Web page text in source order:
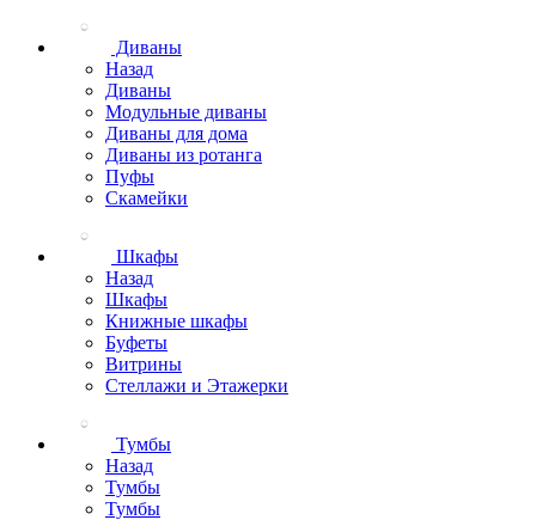
Диваны
Назад
Диваны
Модульные диваны
Диваны для дома
Диваны из ротанга
Пуфы
Скамейки
Шкафы
Назад
Шкафы
Книжные шкафы
Буфеты
Витрины
Стеллажи и Этажерки
Тумбы
Назад
Тумбы
Тумбы